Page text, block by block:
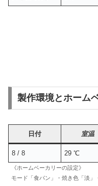
製作環境とホーム
日付 室温
8 / 8 29 ℃
《ホームベーカリーの設定》
モード「食パン」・焼き色「淡」